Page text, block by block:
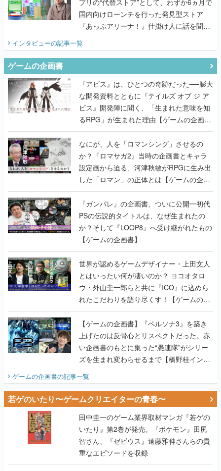
国内向けローンチを行った発見型ストア
『あっぷアリーナ！』仕掛け人に話を聞い
インタビューの記事一覧
ゲームの企画書
『アビス』は、ひとつの奇跡だった──膨大
な開発資料とともに『テイルズ オブ ジ ア
ビス』開発陣に聞く、「生まれた意味を知
るRPG」が生まれた理由【ゲームの企画
書】
なにが、人を「ロマンシング」させるの
か？『ロマサガ2』当時の企画書とキャラ
設定画から迫る、河津秋敏がRPGに生み出
した「ロマン」の正体とは【ゲームの企画
書】
『ガンパレ』の企画書、ついに公開━初代
PSの伝説的タイトルは、なぜ生まれたの
か？そして『LOOP8』へ受け継がれたもの
【ゲームの企画書】
世界が認めるゲームデザイナー・上田文人
とはいったい何が凄いのか？ ヨコオタロ
ウ・外山圭一郎らと共に『ICO』に込めら
れたこだわりを語り尽くす！【ゲームの企
画書】
【ゲームの企画書】『ペルソナ3』を築き
上げたのは反骨心とリスペクトだった。赤
い企画書のもとに集った“愚連隊”がシリー
ズを生まれ変わらせるまで【橋野桂インタ
ゲームの企画書の記事一覧
若ゲのいたり〜ゲームクリエイターの青春〜
田中圭一のゲーム業界取材マンガ『若ゲの
いたり』第2巻が発売。『ポケモン』田尻
智さん、『ゼビウス』遠藤雅伸さんらの貴
重なエピソードを収録